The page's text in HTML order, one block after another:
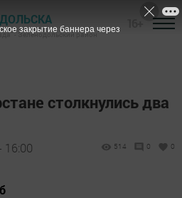
- Зеленодольский район
столкнулись два
16:00 514 0 0
закрытие баннера через